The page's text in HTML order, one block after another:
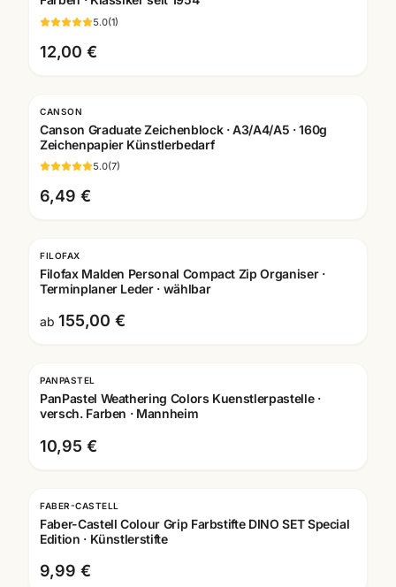
5.0(1)
12,00 €
CANSON
Canson Graduate Zeichenblock · A3/A4/A5 · 160g
Zeichenpapier Künstlerbedarf
5.0(7)
6,49 €
FILOFAX
Filofax Malden Personal Compact Zip Organiser ·
Terminplaner Leder · wählbar
ab 155,00 €
PANPASTEL
PanPastel Weathering Colors Kuenstlerpastelle ·
versch. Farben · Mannheim
10,95 €
FABER-CASTELL
Faber-Castell Colour Grip Farbstifte DINO SET Special
Edition · Künstlerstifte
9,99 €